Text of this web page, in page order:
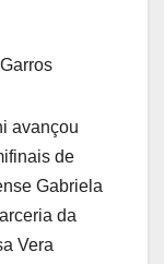
avançou
de
Gabriela
da
Vera